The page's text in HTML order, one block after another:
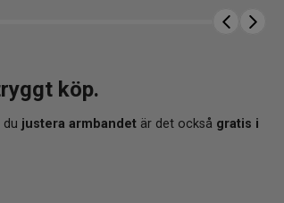
köp.
justera armbandet är det också gratis i